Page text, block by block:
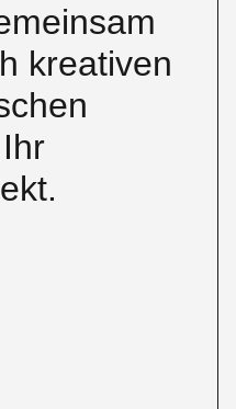
kreativen